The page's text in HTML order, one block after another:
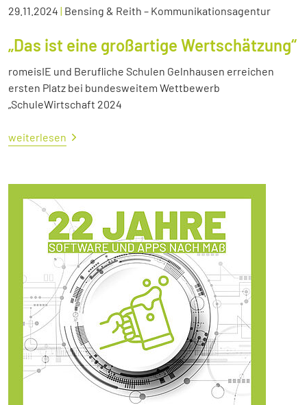
29.11.2024 | Bensing & Reith – Kommunikationsagentur
„Das ist eine großartige Wertschätzung“
romeisIE und Berufliche Schulen Gelnhausen erreichen
ersten Platz bei bundesweitem Wettbewerb
„SchuleWirtschaft 2024
weiterlesen